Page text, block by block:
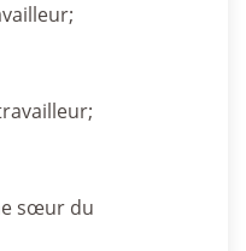
sœur du